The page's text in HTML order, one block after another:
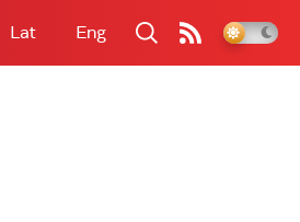
Lat Eng